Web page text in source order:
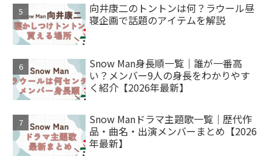
向井康二のトントンは何？ラウール昼
寝企画で話題のアイテムを解説
Snow Man身長順一覧｜誰が一番高
い？メンバー9人の身長をわかりやす
く紹介【2026年最新】
Snow Manドラマ主題歌一覧｜歴代作
品・曲名・出演メンバーまとめ【2026
年最新】